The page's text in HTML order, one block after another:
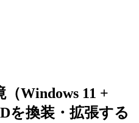
Windows 11 +
を換装・拡張する